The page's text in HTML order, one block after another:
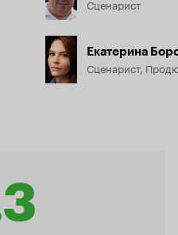
Сценарист
Екатерина
Сценарист,